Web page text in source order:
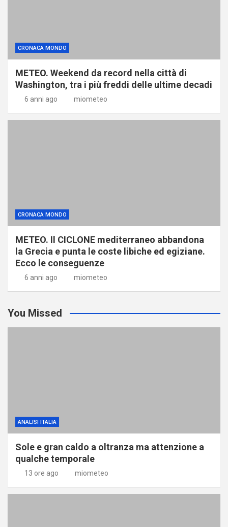
CRONACA MONDO
METEO. Weekend da record nella città di
Washington, tra i più freddi delle ultime decadi
6 anni ago miometeo
CRONACA MONDO
METEO. Il CICLONE mediterraneo abbandona
la Grecia e punta le coste libiche ed egiziane.
Ecco le conseguenze
6 anni ago miometeo
You Missed
ANALISI ITALIA
Sole e gran caldo a oltranza ma attenzione a
qualche temporale
13 ore ago miometeo